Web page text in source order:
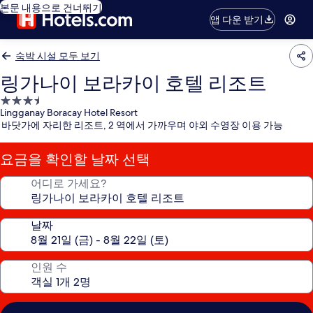
본문 내용으로 건너뛰기
앱 다운 받기
숙박 시설 모두 보기
링가나이 보라카이 호텔 리조트
3.5
성
급
숙
박
시
Lingganay Boracay Hotel Resort
바닷가에 자리한 리조트, 2 역에서 가까우며 야외 수영장 이용 가능
요금을 확인할 날짜 선택
어디로 가세요?
날짜
인원 수